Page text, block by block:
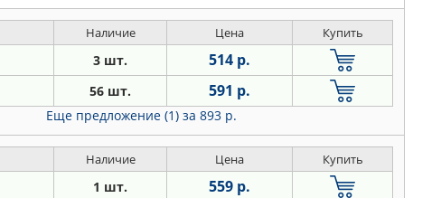
Наличие Цена Купить
3 шт. 514 р.
56 шт. 591 р.
Еще предложение (1) за 893 р.
Наличие Цена Купить
1 шт. 559 р.